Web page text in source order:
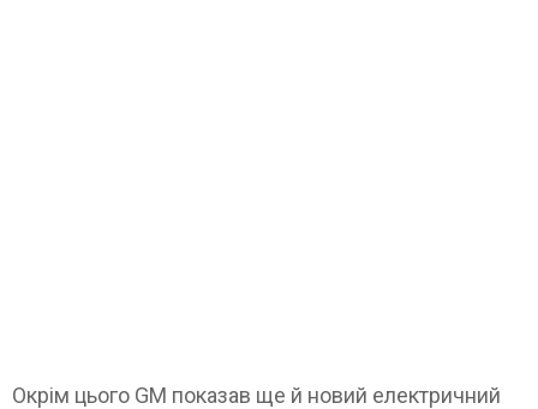
Окрім цього GM показав ще й новий електричний